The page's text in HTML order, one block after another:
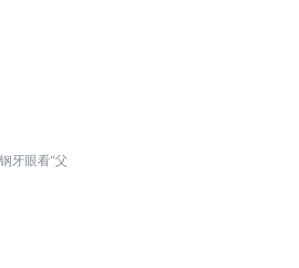
牙眼看“父